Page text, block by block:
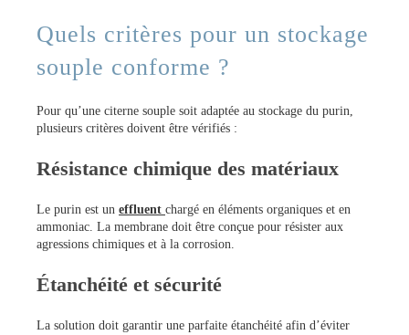
Quels critères pour un stockage
souple conforme ?
Pour qu’une citerne souple soit adaptée au stockage du purin,
plusieurs critères doivent être vérifiés :
Résistance chimique des matériaux
Le purin est un effluent chargé en éléments organiques et en
ammoniac. La membrane doit être conçue pour résister aux
agressions chimiques et à la corrosion.
Étanchéité et sécurité
La solution doit garantir une parfaite étanchéité afin d’éviter